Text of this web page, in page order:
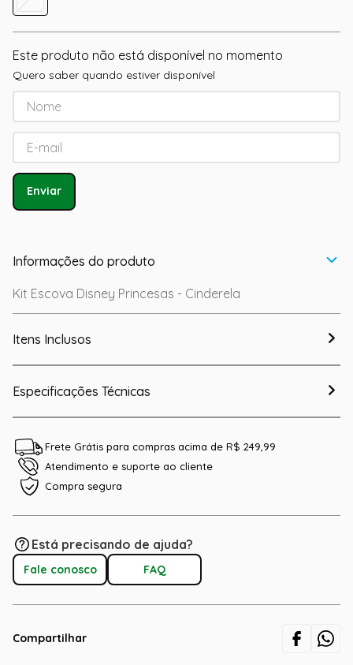
Este produto não está disponível no momento
Quero saber quando estiver disponível
Enviar
Informações do produto
Kit Escova Disney Princesas - Cinderela
Itens Inclusos
Especificações Técnicas
Frete Grátis para compras acima de R$ 249,99
Atendimento e suporte ao cliente
Compra segura
Está precisando de ajuda?
Fale conosco FAQ
Compartilhar